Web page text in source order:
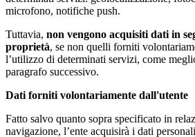
microfono, notifiche push.
Tuttavia, non vengono acquisiti dati in
proprietà, se non quelli forniti
l’utilizzo di determinati servizi, come
paragrafo successivo.
Dati forniti volontariamente dall'utente
Fatto salvo quanto sopra specificato in
navigazione, l’ente acquisirà i dati